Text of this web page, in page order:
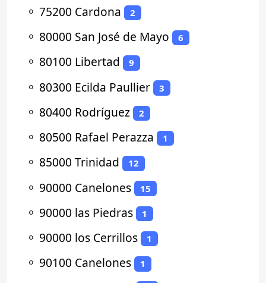
⚬ 75200 Cardona 2
⚬ 80000 San José de Mayo 6
⚬ 80100 Libertad 9
⚬ 80300 Ecilda Paullier 3
⚬ 80400 Rodríguez 2
⚬ 80500 Rafael Perazza 1
⚬ 85000 Trinidad 12
⚬ 90000 Canelones 15
⚬ 90000 las Piedras 1
⚬ 90000 los Cerrillos 1
⚬ 90100 Canelones 1